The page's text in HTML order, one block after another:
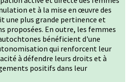
et à la mise en œuvre des
une plus grande pertinence et
proposées. En outre, les femmes
bénéficient d'une
qui renforcent leur
à défendre leurs droits et à
positifs dans leur